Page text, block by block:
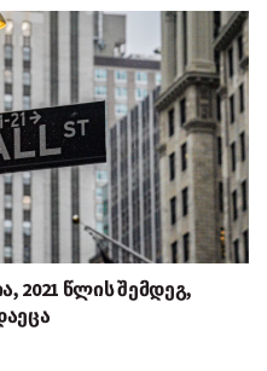
2021 წლის შემდეგ,